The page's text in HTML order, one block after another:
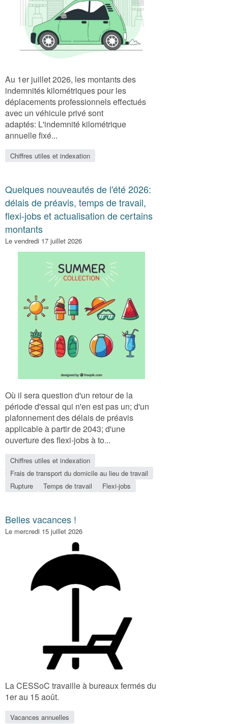
Au 1er juillet 2026, les montants des
indemnités kilométriques pour les
déplacements professionnels effectués
avec un véhicule privé sont
adaptés: L'indemnité kilométrique
annuelle fixé...
Chiffres utiles et indexation
Quelques nouveautés de l'été 2026:
délais de préavis, temps de travail,
flexi-jobs et actualisation de certains
montants
Le vendredi 17 juillet 2026
Où il sera question d'un retour de la
période d'essai qui n'en est pas un; d'un
plafonnement des délais de préavis
applicable à partir de 2043; d'une
ouverture des flexi-jobs à to...
Chiffres utiles et indexation
Frais de transport du domicile au lieu de travail
Rupture
Temps de travail Flexi-jobs
Belles vacances !
Le mercredi 15 juillet 2026
La CESSoC travaille à bureaux fermés du
1er au 15 août.
Vacances annuelles